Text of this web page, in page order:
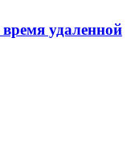
удаленной